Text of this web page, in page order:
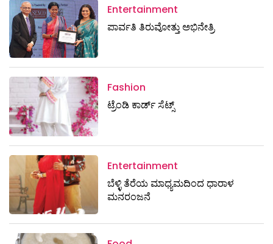
Entertainment
ಪಾರ್ವತಿ ತಿರುವೋತ್ತು ಅಭಿನೇತ್ರಿ
Fashion
ಟ್ರೆಂಡಿ ಕಾರ್ಡ್‌ ಸೆಟ್ಸ್
Entertainment
ಬೆಳ್ಳಿ ತೆರೆಯ ಮಾಧ್ಯಮದಿಂದ ಧಾರಾಳ
ಮನರಂಜನೆ